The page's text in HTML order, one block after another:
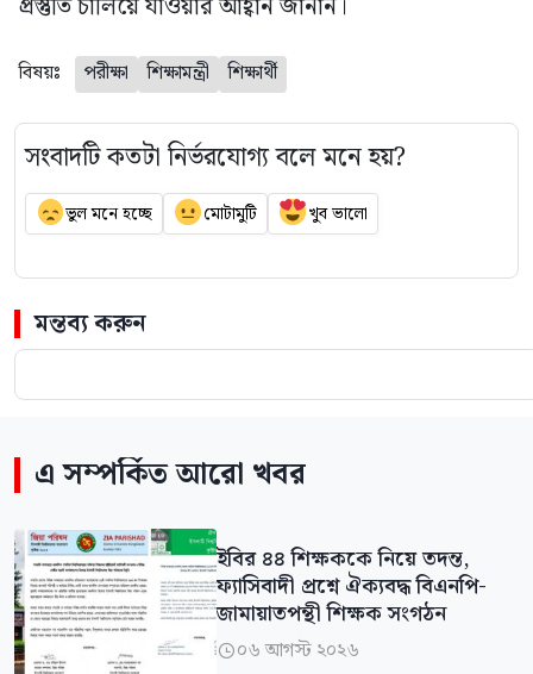
বিষয়ঃ পরীক্ষা শিক্ষামন্ত্রী শিক্ষার্থী
সংবাদটি কতটা নির্ভরযোগ্য বলে মনে হয়?
ভুল মনে হচ্ছে মোটামুটি খুব ভালো
মন্তব্য করুন
এ সম্পর্কিত আরো খবর
ইবির ৪৪ শিক্ষককে নিয়ে তদন্ত,
ফ্যাসিবাদী প্রশ্নে ঐক্যবদ্ধ বিএনপি-
জামায়াতপন্থী শিক্ষক সংগঠন
০৬ আগস্ট ২০২৬